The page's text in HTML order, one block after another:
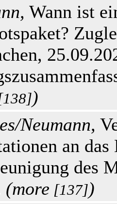
Wann ist
)
Neumann,
an
des
(more [137])